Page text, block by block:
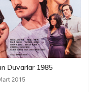
Duvarlar 1985
2015